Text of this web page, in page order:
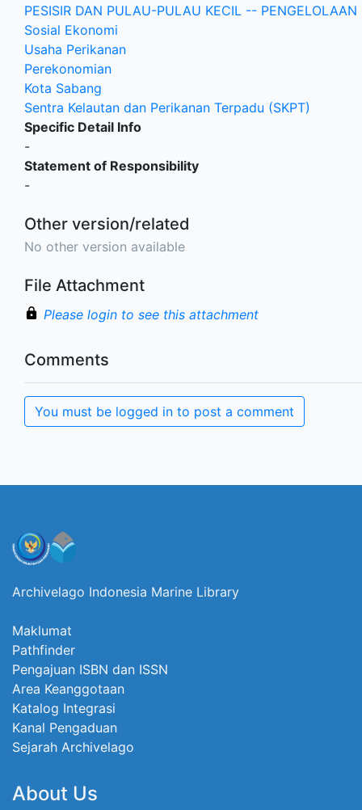
PESISIR DAN PULAU-PULAU KECIL -- PENGELOLAAN
Sosial Ekonomi
Usaha Perikanan
Perekonomian
Kota Sabang
Sentra Kelautan dan Perikanan Terpadu (SKPT)
Specific Detail Info
-
Statement of Responsibility
-
Other version/related
No other version available
File Attachment
Please login to see this attachment
Comments
You must be logged in to post a comment
Archivelago Indonesia Marine Library
Maklumat
Pathfinder
Pengajuan ISBN dan ISSN
Area Keanggotaan
Katalog Integrasi
Kanal Pengaduan
Sejarah Archivelago
About Us